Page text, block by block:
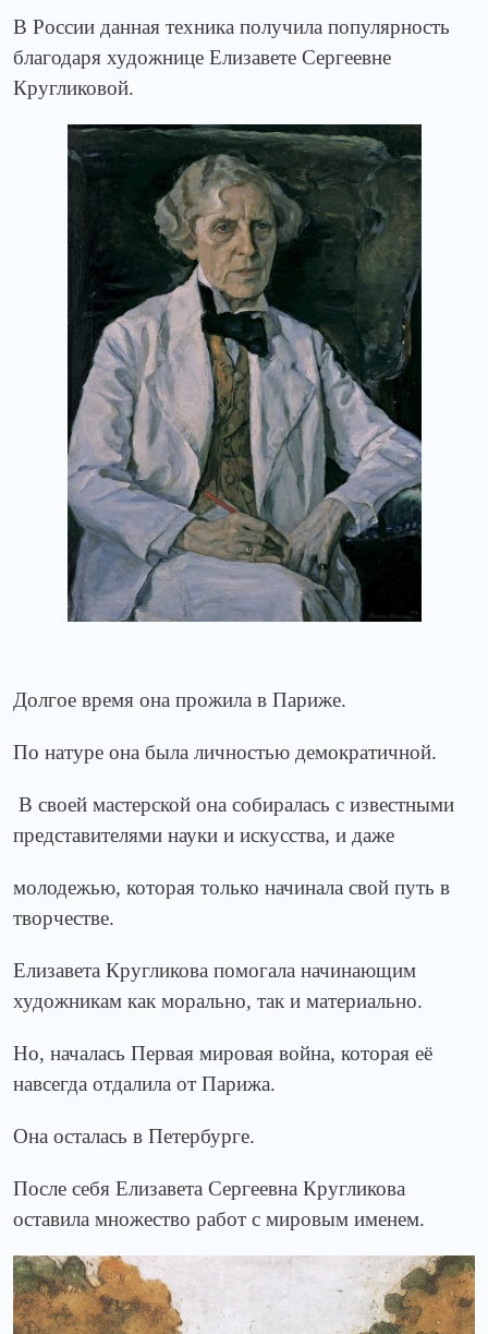
В России данная техника получила популярность
благодаря художнице Елизавете Сергеевне
Кругликовой.
Долгое время она прожила в Париже.
По натуре она была личностью демократичной.
В своей мастерской она собиралась с известными
представителями науки и искусства, и даже
молодежью, которая только начинала свой путь в
творчестве.
Елизавета Кругликова помогала начинающим
художникам как морально, так и материально.
Но, началась Первая мировая война, которая её
навсегда отдалила от Парижа.
Она осталась в Петербурге.
После себя Елизавета Сергеевна Кругликова
оставила множество работ с мировым именем.